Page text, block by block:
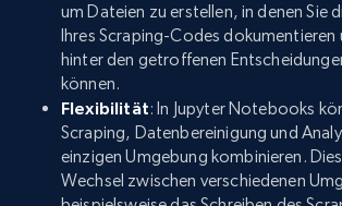
um Dateien zu erstellen, in denen Sie
Ihres Scraping-Codes dokumentieren
hinter den getroffenen
können.
Flexibilität: In Jupyter Notebooks
Scraping, Datenbereinigung und
einzigen Umgebung kombinieren.
Wechsel zwischen verschiedenen